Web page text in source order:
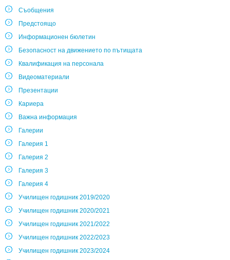
Съобщения
Предстоящо
Информационен бюлетин
Безопасност на движението по пътищата
Квалификация на персонала
Видеоматериали
Презентации
Кариера
Важна информация
Галерии
Галерия 1
Галерия 2
Галерия 3
Галерия 4
Училищен годишник 2019/2020
Училищен годишник 2020/2021
Училищен годишник 2021/2022
Училищен годишник 2022/2023
Училищен годишник 2023/2024